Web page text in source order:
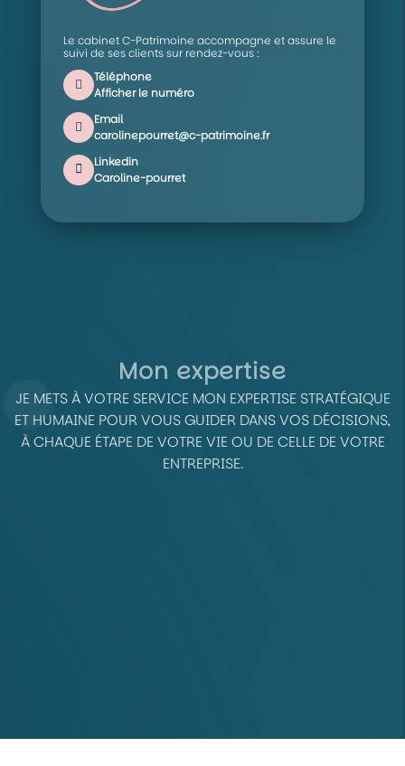
Le cabinet C-Patrimoine accompagne et assure le
suivi de ses clients sur rendez-vous :
Téléphone
Afficher le numéro
Email
carolinepourret@c-patrimoine.fr
Linkedin
Caroline-pourret
Mon expertise
JE METS À VOTRE SERVICE MON EXPERTISE STRATÉGIQUE
ET HUMAINE POUR VOUS GUIDER DANS VOS DÉCISIONS,
À CHAQUE ÉTAPE DE VOTRE VIE OU DE CELLE DE VOTRE
ENTREPRISE.